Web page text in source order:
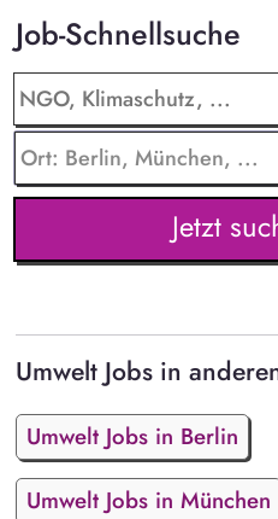
Job-Schnellsuche
Jetzt
Umwelt Jobs in
Umwelt Jobs in Berlin
Umwelt Jobs in München